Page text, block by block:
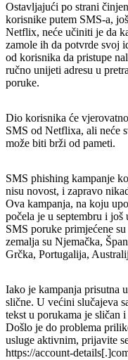
Ostavljajući po strani
korisnike putem SMS-a,
Netflix, neće učiniti je da
zamole ih da potvrde svoj
od korisnika da pristupe
ručno unijeti adresu u
poruke.
Dio korisnika će
SMS od Netflixa, ali neće
može biti brži od pameti.
SMS phishing kampanje
nisu novost, i zapravo
Ova kampanja, na koju
počela je u septembru i
SMS poruke primjećene
zemalja su Njemačka,
Grčka, Portugalija,
Iako je kampanja prisutna
slične. U većini slučajeva
tekst u porukama je
Došlo je do problema
usluge aktivnim, prijavite
https://account-